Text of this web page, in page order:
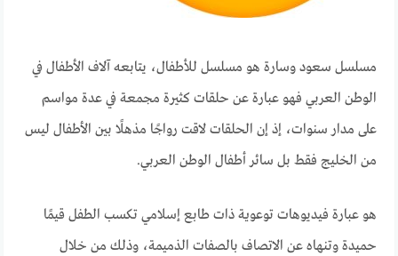
مسلسل سعود وسارة هو مسلسل للأطفال، يتابعه آلاف الأطفال في
الوطن العربي فهو عبارة عن حلقات كثيرة مجمعة في عدة مواسم
على مدار سنوات، إذ إن الحلقات لاقت رواجًا مذهلًا بين الأطفال ليس
من الخليج فقط بل سائر أطفال الوطن العربي.
هو عبارة فيديوهات توعوية ذات طابع إسلامي تكسب الطفل قيمًا
حميدة وتنهاه عن الاتصاف بالصفات الذميمة، وذلك من خلال